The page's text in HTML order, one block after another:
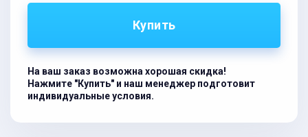
Купить
На ваш заказ возможна хорошая скидка!
Нажмите "Купить" и наш менеджер подготовит
индивидуальные условия.